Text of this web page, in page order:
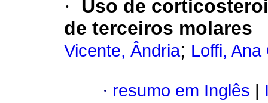
·
Uso de
de terceiros molares
Vicente, Ândria; Loffi,
· resumo em Inglês